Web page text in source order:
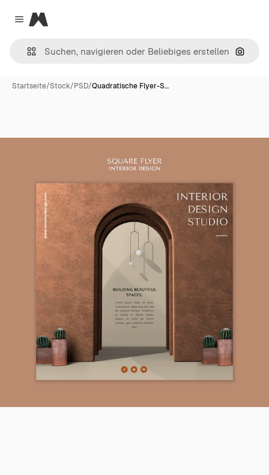
Close menu
Magnific
Nach
Startseite/Stock/PSD/Quadratische Flyer-S…